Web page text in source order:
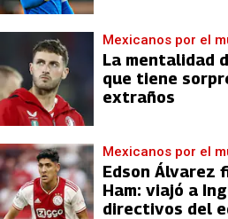
Mexicanos por el
La mentalidad
que tiene
extraños
Mexicanos por el
Edson Álvarez
Ham: viajó a
directivos del